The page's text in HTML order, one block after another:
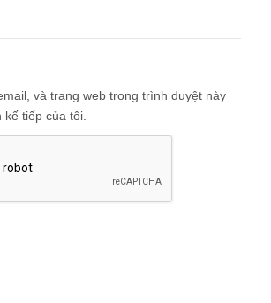
và trang web trong trình duyệt này
kế tiếp của tôi.